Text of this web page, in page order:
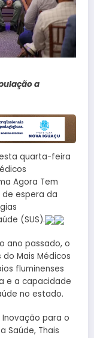
a
quarta-feira
Agora Tem
de espera da
(SUS).
ano passado, o
Mais Médicos
fluminenses
e a capacidade
no estado.
para o
Saúde, Thais